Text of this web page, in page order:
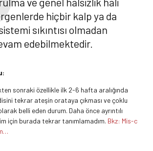
hiçbir kalp ya da
sıkıntısı olmadan
edebilmektedir.
sonraki özellikle ilk 2-6 hafta aralığında
tekrar ateşin orataya çıkması ve çoklu
belli eden durum. Daha önce ayrıntılı
için burada tekrar tanımlamadım. Bkz: Mis-c